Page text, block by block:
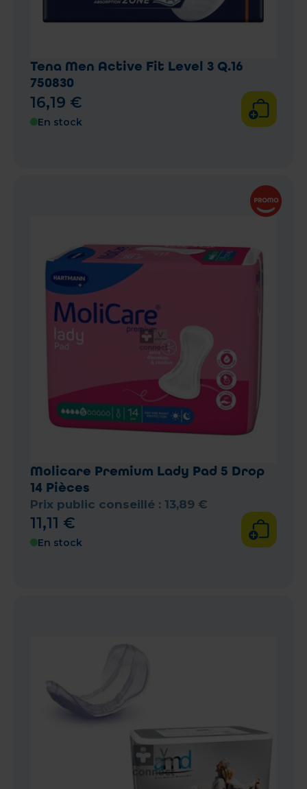
Tena Men Active Fit Level 3 Q.16
750830
16,19 €
En stock
Molicare Premium Lady Pad 5 Drop
14 Pièces
Prix public conseillé : 13,89 €
11,11 €
En stock